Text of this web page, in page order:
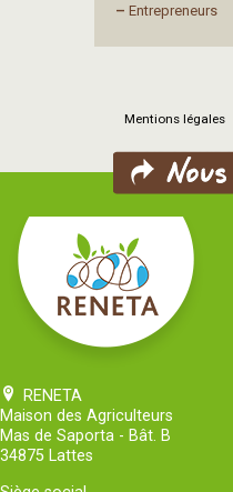
– Entrepreneurs
Mentions légales
RENETA
Maison des Agriculteurs
Mas de Saporta - Bât. B
34875 Lattes